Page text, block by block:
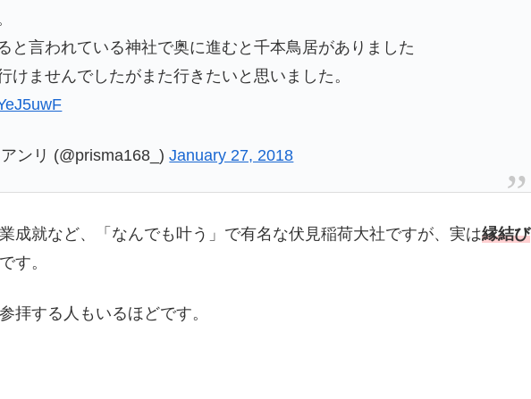
と言われている神社で奥に進むと千本鳥居がありました
けませんでしたがまた行きたいと思いました。
ンリ (@prisma168_)January 27, 2018
成就など、「なんでも叶う」で有名な伏見稲荷大社ですが、実は縁結び
す。
拝する人もいるほどです。